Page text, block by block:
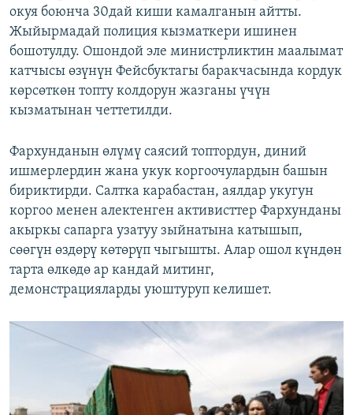
окуя боюнча 30дай киши камалганын айтты.
Жыйырмадай полиция кызматкери ишинен
бошотулду. Ошондой эле министрликтин маалымат
катчысы өзүнүн Фейсбуктагы баракчасында кордук
көрсөткөн топту колдорун жазганы үчүн
кызматынан четтетилди.
Фархунданын өлүмү саясий топтордун, диний
ишмерлердин жана укук коргоочулардын башын
бириктирди. Салтка карабастан, аялдар укугун
коргоо менен алектенген активисттер Фархунданы
акыркы сапарга узатуу зыйнатына катышып,
сөөгүн өздөрү көтөрүп чыгышты. Алар ошол күндөн
тарта өлкөдө ар кандай митинг,
демонстрацияларды уюштуруп келишет.